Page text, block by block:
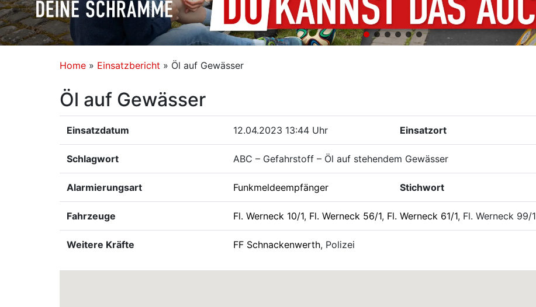
Home » Einsatzbericht » Öl auf Gewässer
Öl auf Gewässer
Einsatzdatum 12.04.2023 13:44 Uhr Einsatzort
Schlagwort ABC – Gefahrstoff – Öl auf stehendem Gewässer
Alarmierungsart Funkmeldeempfänger Stichwort
Fahrzeuge Fl. Werneck 10/1, Fl. Werneck 56/1, Fl. Werneck 61/1, Fl. Werneck 99/1
Weitere Kräfte FF Schnackenwerth, Polizei